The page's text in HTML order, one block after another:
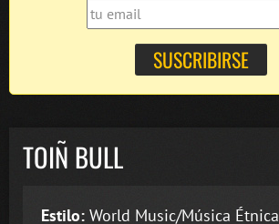
TOIÑ BULL
Estilo: World Music/Música Étnica